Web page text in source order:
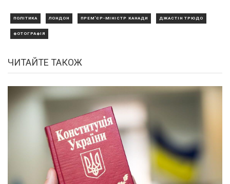
ПОЛІТИКА ЛОНДОН ПРЕМ'ЄР-МІНІСТР КАНАДИ ДЖАСТІН ТРЮДО
ФОТОГРАФІЯ
ЧИТАЙТЕ ТАКОЖ